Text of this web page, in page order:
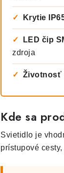
✓ Krytie
✓ LED čip
zdroja
✓ Životnosť
Kde sa
Svietidlo je
prístupové